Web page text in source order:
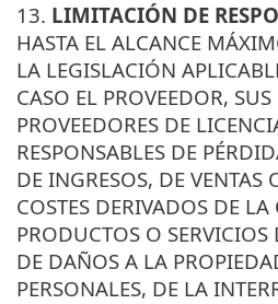
13. LIMITACIÓN DE
HASTA EL ALCANCE
LA LEGISLACIÓN
CASO EL PROVEEDOR,
PROVEEDORES DE
RESPONSABLES DE
DE INGRESOS, DE VENTAS
COSTES DERIVADOS DE
PRODUCTOS O
DE DAÑOS A LA
PERSONALES, DE LA